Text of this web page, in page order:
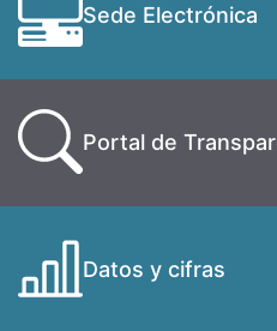
Sede Electrónica
Portal de
Datos y cifras